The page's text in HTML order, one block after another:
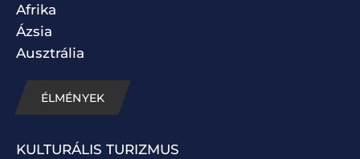
Afrika
Ázsia
Ausztrália
ÉLMÉNYEK
KULTURÁLIS TURIZMUS